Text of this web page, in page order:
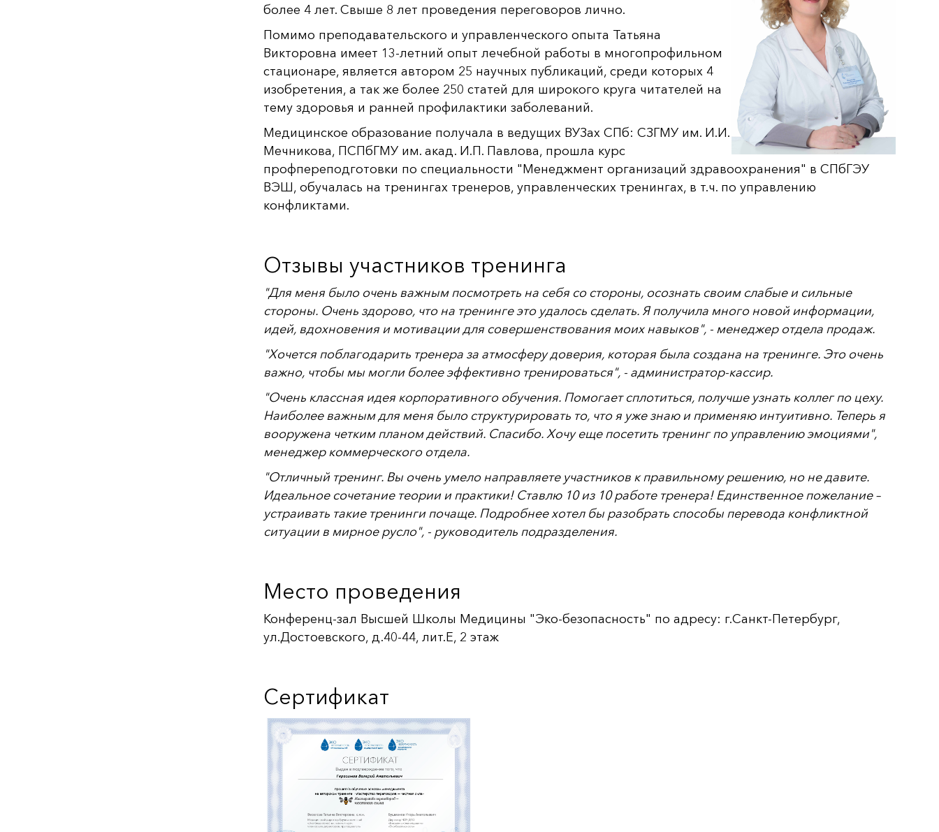
более 4 лет. Свыше 8 лет проведения переговоров лично.
Помимо преподавательского и управленческого опыта Татьяна
Викторовна имеет 13-летний опыт лечебной работы в многопрофильном
стационаре, является автором 25 научных публикаций, среди которых 4
изобретения, а так же более 250 статей для широкого круга читателей на
тему здоровья и ранней профилактики заболеваний.
Медицинское образование получала в ведущих ВУЗах СПб: СЗГМУ им. И.И.
Мечникова, ПСПбГМУ им. акад. И.П. Павлова, прошла курс
профпереподготовки по специальности "Менеджмент организаций здравоохранения" в СПбГЭУ
ВЭШ, обучалась на тренингах тренеров, управленческих тренингах, в т.ч. по управлению
конфликтами.
Отзывы участников тренинга
"Для меня было очень важным посмотреть на себя со стороны, осознать своим слабые и сильные
стороны. Очень здорово, что на тренинге это удалось сделать. Я получила много новой информации,
идей, вдохновения и мотивации для совершенствования моих навыков", - менеджер отдела продаж.
"Хочется поблагодарить тренера за атмосферу доверия, которая была создана на тренинге. Это очень
важно, чтобы мы могли более эффективно тренироваться", - администратор-кассир.
"Очень классная идея корпоративного обучения. Помогает сплотиться, получше узнать коллег по цеху.
Наиболее важным для меня было структурировать то, что я уже знаю и применяю интуитивно. Теперь я
вооружена четким планом действий. Спасибо. Хочу еще посетить тренинг по управлению эмоциями",
менеджер коммерческого отдела.
"Отличный тренинг. Вы очень умело направляете участников к правильному решению, но не давите.
Идеальное сочетание теории и практики! Ставлю 10 из 10 работе тренера! Единственное пожелание –
устраивать такие тренинги почаще. Подробнее хотел бы разобрать способы перевода конфликтной
ситуации в мирное русло", - руководитель подразделения.
Место проведения
Конференц-зал Высшей Школы Медицины "Эко-безопасность" по адресу: г.Санкт-Петербург,
ул.Достоевского, д.40-44, лит.Е, 2 этаж
Сертификат